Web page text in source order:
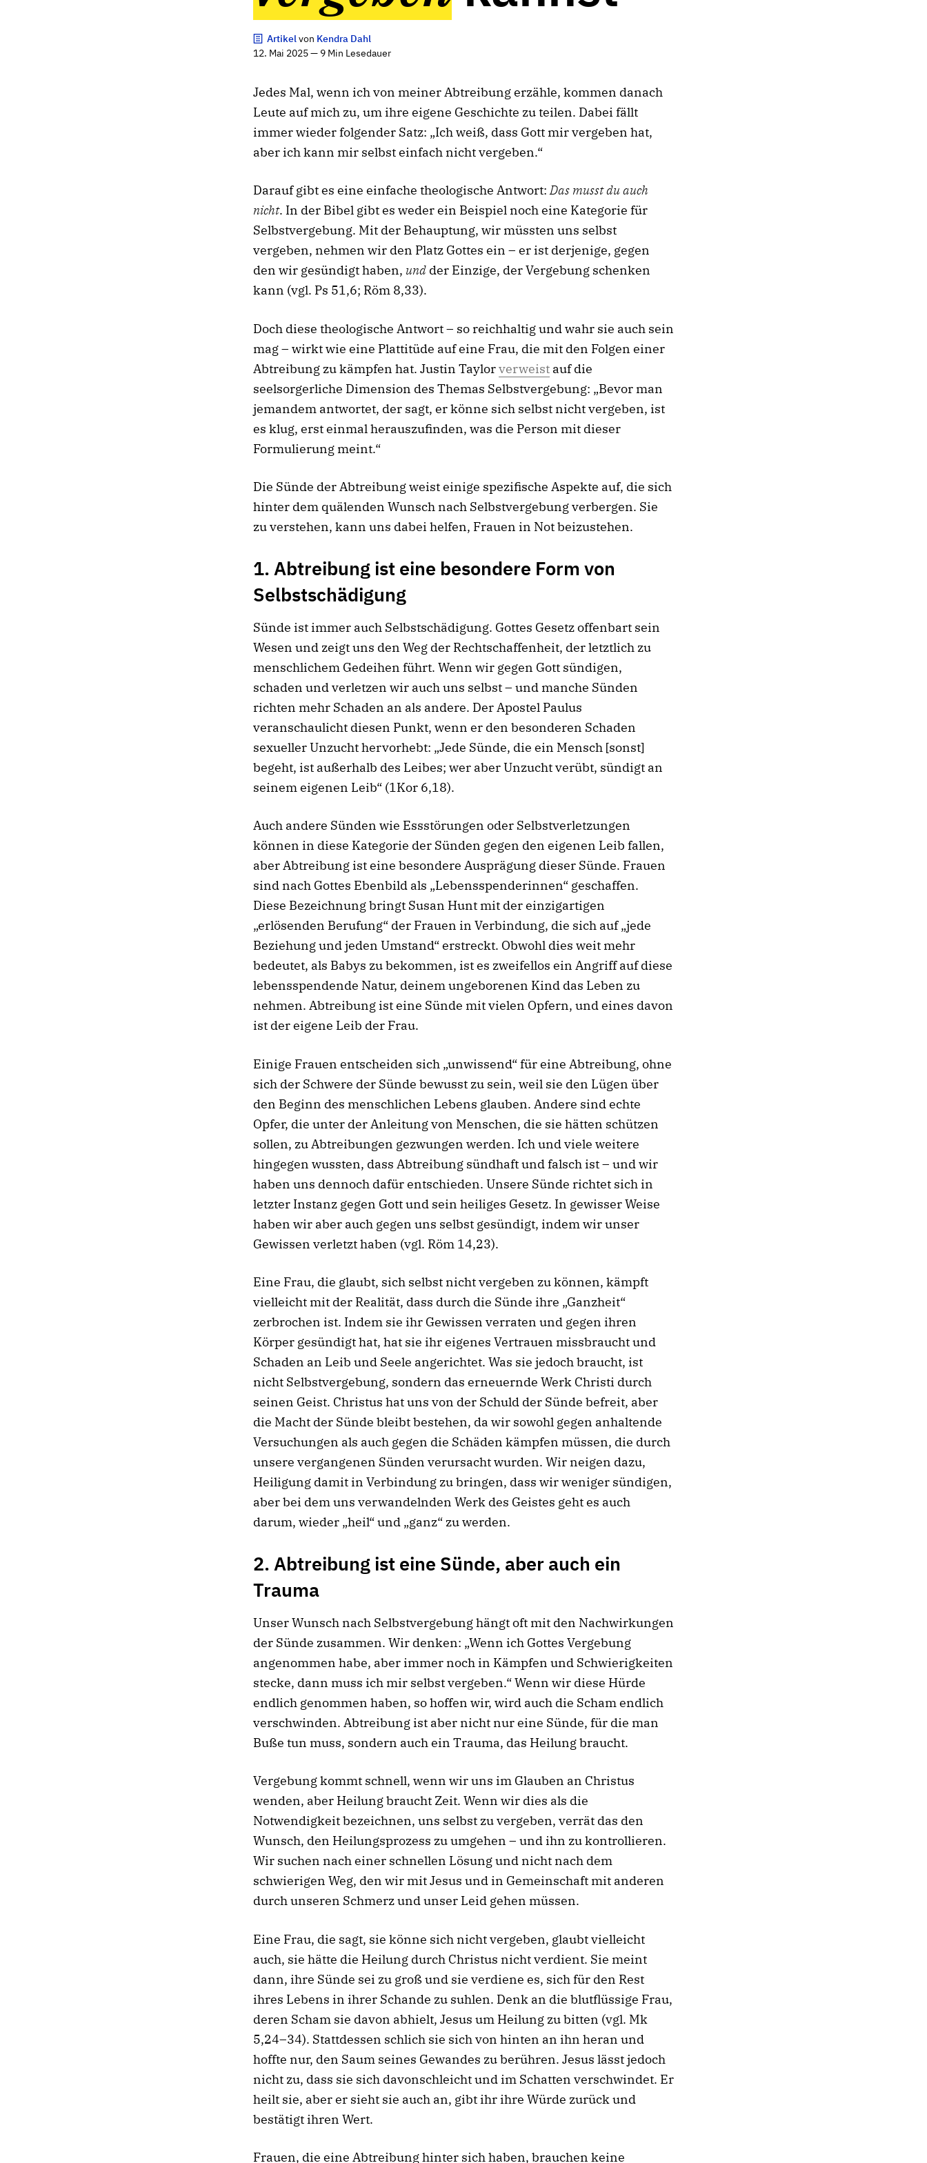
Artikelvon Kendra Dahl
12. Mai 2025 — 9 Min Lesedauer
Jedes Mal, wenn ich von meiner Abtreibung erzähle, kommen danach
Leute auf mich zu, um ihre eigene Geschichte zu teilen. Dabei fällt
immer wieder folgender Satz: „Ich weiß, dass Gott mir vergeben hat,
aber ich kann mir selbst einfach nicht vergeben.“
Darauf gibt es eine einfache theologische Antwort:Das musst du auch
nicht. In der Bibel gibt es weder ein Beispiel noch eine Kategorie für
Selbstvergebung. Mit der Behauptung, wir müssten uns selbst
vergeben, nehmen wir den Platz Gottes ein – er ist derjenige, gegen
den wir gesündigt haben, und der Einzige, der Vergebung schenken
kann (vgl. Ps 51,6; Röm 8,33).
Doch diese theologische Antwort – so reichhaltig und wahr sie auch sein
mag – wirkt wie eine Plattitüde auf eine Frau, die mit den Folgen einer
Abtreibung zu kämpfen hat. Justin Taylorverweist auf die
seelsorgerliche Dimension des Themas Selbstvergebung: „Bevor man
jemandem antwortet, der sagt, er könne sich selbst nicht vergeben, ist
es klug, erst einmal herauszufinden, was die Person mit dieser
Formulierung meint.“
Die Sünde der Abtreibung weist einige spezifische Aspekte auf, die sich
hinter dem quälenden Wunsch nach Selbstvergebung verbergen. Sie
zu verstehen, kann uns dabei helfen, Frauen in Not beizustehen.
1. Abtreibung ist eine besondere Form von
Selbstschädigung
Sünde ist immer auch Selbstschädigung. Gottes Gesetz offenbart sein
Wesen und zeigt uns den Weg der Rechtschaffenheit, der letztlich zu
menschlichem Gedeihen führt. Wenn wir gegen Gott sündigen,
schaden und verletzen wir auch uns selbst – und manche Sünden
richten mehr Schaden an als andere. Der Apostel Paulus
veranschaulicht diesen Punkt, wenn er den besonderen Schaden
sexueller Unzucht hervorhebt: „Jede Sünde, die ein Mensch [sonst]
begeht, ist außerhalb des Leibes; wer aber Unzucht verübt, sündigt an
seinem eigenen Leib“ (1Kor 6,18).
Auch andere Sünden wie Essstörungen oder Selbstverletzungen
können in diese Kategorie der Sünden gegen den eigenen Leib fallen,
aber Abtreibung ist eine besondere Ausprägung dieser Sünde. Frauen
sind nach Gottes Ebenbild als „Lebensspenderinnen“ geschaffen.
Diese Bezeichnung bringt Susan Hunt mit der einzigartigen
„erlösenden Berufung“ der Frauen in Verbindung, die sich auf „jede
Beziehung und jeden Umstand“ erstreckt. Obwohl dies weit mehr
bedeutet, als Babys zu bekommen, ist es zweifellos ein Angriff auf diese
lebensspendende Natur, deinem ungeborenen Kind das Leben zu
nehmen. Abtreibung ist eine Sünde mit vielen Opfern, und eines davon
ist der eigene Leib der Frau.
Einige Frauen entscheiden sich „unwissend“ für eine Abtreibung, ohne
sich der Schwere der Sünde bewusst zu sein, weil sie den Lügen über
den Beginn des menschlichen Lebens glauben. Andere sind echte
Opfer, die unter der Anleitung von Menschen, die sie hätten schützen
sollen, zu Abtreibungen gezwungen werden. Ich und viele weitere
hingegen wussten, dass Abtreibung sündhaft und falsch ist – und wir
haben uns dennoch dafür entschieden. Unsere Sünde richtet sich in
letzter Instanz gegen Gott und sein heiliges Gesetz. In gewisser Weise
haben wir aber auch gegen uns selbst gesündigt, indem wir unser
Gewissen verletzt haben (vgl. Röm 14,23).
Eine Frau, die glaubt, sich selbst nicht vergeben zu können, kämpft
vielleicht mit der Realität, dass durch die Sünde ihre „Ganzheit“
zerbrochen ist. Indem sie ihr Gewissen verraten und gegen ihren
Körper gesündigt hat, hat sie ihr eigenes Vertrauen missbraucht und
Schaden an Leib und Seele angerichtet. Was sie jedoch braucht, ist
nicht Selbstvergebung, sondern das erneuernde Werk Christi durch
seinen Geist. Christus hat uns von der Schuld der Sünde befreit, aber
die Macht der Sünde bleibt bestehen, da wir sowohl gegen anhaltende
Versuchungen als auch gegen die Schäden kämpfen müssen, die durch
unsere vergangenen Sünden verursacht wurden. Wir neigen dazu,
Heiligung damit in Verbindung zu bringen, dass wir weniger sündigen,
aber bei dem uns verwandelnden Werk des Geistes geht es auch
darum, wieder „heil“ und „ganz“ zu werden.
2. Abtreibung ist eine Sünde, aber auch ein
Trauma
Unser Wunsch nach Selbstvergebung hängt oft mit den Nachwirkungen
der Sünde zusammen. Wir denken: „Wenn ich Gottes Vergebung
angenommen habe, aber immer noch in Kämpfen und Schwierigkeiten
stecke, dann muss ich mir selbst vergeben.“ Wenn wir diese Hürde
endlich genommen haben, so hoffen wir, wird auch die Scham endlich
verschwinden. Abtreibung ist aber nicht nur eine Sünde, für die man
Buße tun muss, sondern auch ein Trauma, das Heilung braucht.
Vergebung kommt schnell, wenn wir uns im Glauben an Christus
wenden, aber Heilung braucht Zeit. Wenn wir dies als die
Notwendigkeit bezeichnen, uns selbst zu vergeben, verrät das den
Wunsch, den Heilungsprozess zu umgehen – und ihn zu kontrollieren.
Wir suchen nach einer schnellen Lösung und nicht nach dem
schwierigen Weg, den wir mit Jesus und in Gemeinschaft mit anderen
durch unseren Schmerz und unser Leid gehen müssen.
Eine Frau, die sagt, sie könne sich nicht vergeben, glaubt vielleicht
auch, sie hätte die Heilung durch Christus nicht verdient. Sie meint
dann, ihre Sünde sei zu groß und sie verdiene es, sich für den Rest
ihres Lebens in ihrer Schande zu suhlen. Denk an die blutflüssige Frau,
deren Scham sie davon abhielt, Jesus um Heilung zu bitten (vgl. Mk
5,24–34). Stattdessen schlich sie sich von hinten an ihn heran und
hoffte nur, den Saum seines Gewandes zu berühren. Jesus lässt jedoch
nicht zu, dass sie sich davonschleicht und im Schatten verschwindet. Er
heilt sie, aber er sieht sie auch an, gibt ihr ihre Würde zurück und
bestätigt ihren Wert.
Frauen, die eine Abtreibung hinter sich haben, brauchen keine